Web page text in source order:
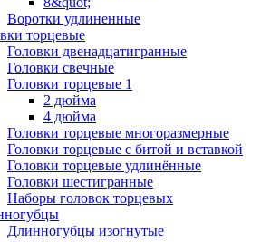
Воротки удлиненные
торцевые
Головки двенадцатигранные
Головки свечные
Головки торцевые 1
2 дюйма
4 дюйма
Головки торцевые многоразмерные
Головки торцевые с битой и вставкой
Головки торцевые удлинённые
Головки шестигранные
Наборы головок торцевых
Длинногубцы изогнутые